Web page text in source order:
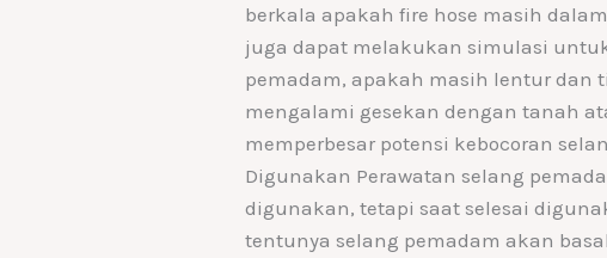
berkala apakah fire hose masih
juga dapat melakukan simulasi
pemadam, apakah masih lentur dan
mengalami gesekan dengan tanah
memperbesar potensi kebocoran
Digunakan Perawatan selang
digunakan, tetapi saat selesai
tentunya selang pemadam akan